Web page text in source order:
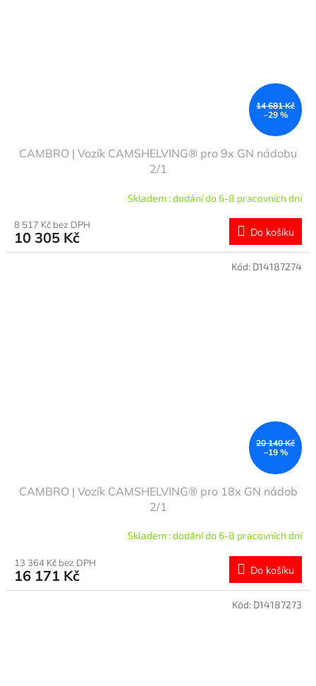
14 681 Kč
–29 %
CAMBRO | Vozík CAMSHELVING® pro 9x GN nádobu
2/1
Skladem : dodání do 6-8 pracovních dní
8 517 Kč bez DPH
10 305 Kč Do košíku
20 140 Kč
–19 %
CAMBRO | Vozík CAMSHELVING® pro 18x GN nádob
2/1
Skladem : dodání do 6-8 pracovních dní
13 364 Kč bez DPH
16 171 Kč Do košíku
Kód: D14187274
Kód: D14187273